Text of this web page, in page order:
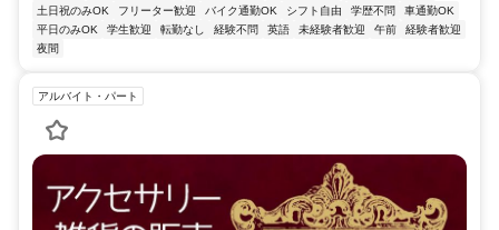
土日祝のみOK
フリーター歓迎 バイク通勤OK シフト自由 学歴不問
車通勤OK
平日のみOK
学生歓迎 転勤なし 経験不問 英語 未経験者歓迎 午前
経験者歓迎
夜間
アルバイト・パート